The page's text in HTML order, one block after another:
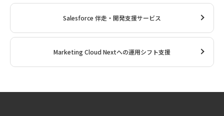
Salesforce 伴走・開発支援サービス
Marketing Cloud Nextへの運用シフト支援